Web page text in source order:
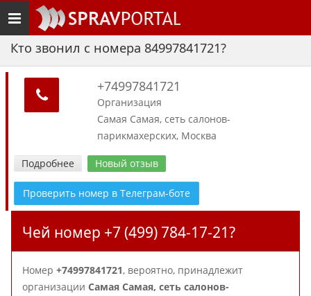
Toggle
navigation
Кто звонил с номера 84997841721?
+74997841721
Организация
Самая Самая, сеть салонов-
парикмахерских, Москва
Подробнее Новый отзыв
Проверить номер в Телеграм-боте
Чей номер +7 (499) 784-17-21?
Номер +74997841721, вероятно, принадлежит
организации Самая Самая, сеть салонов-